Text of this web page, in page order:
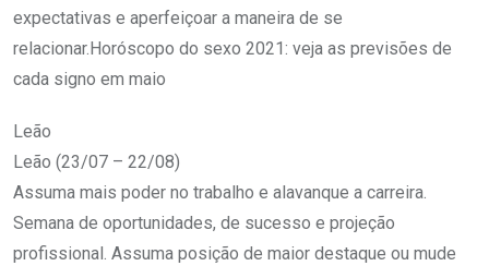
expectativas e aperfeiçoar a maneira de se
relacionar.Horóscopo do sexo 2021: veja as previsões de
cada signo em maio
Leão
Leão (23/07 – 22/08)
Assuma mais poder no trabalho e alavanque a carreira.
Semana de oportunidades, de sucesso e projeção
profissional. Assuma posição de maior destaque ou mude